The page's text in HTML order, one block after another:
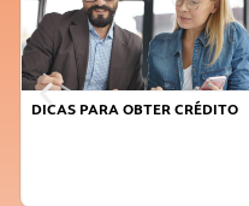
DICAS PARA OBTER CRÉDITO